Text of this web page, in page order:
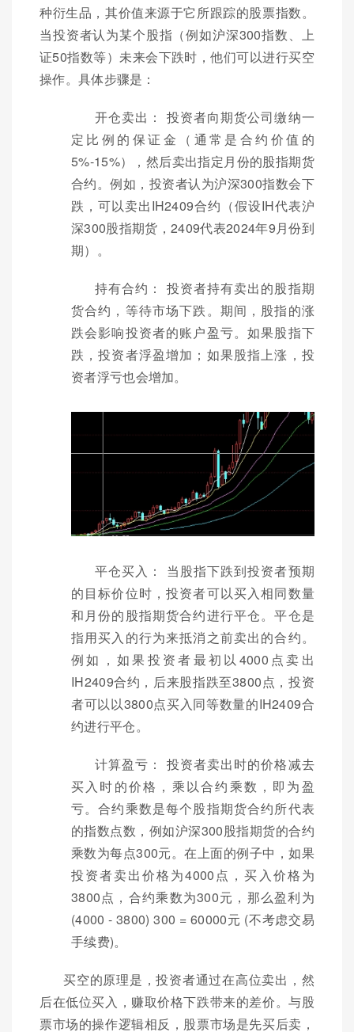
种衍生品，其价值来源于它所跟踪的股票指数。
当投资者认为某个股指（例如沪深300指数、上
证50指数等）未来会下跌时，他们可以进行买空
操作。具体步骤是：
开仓卖出： 投资者向期货公司缴纳一
定比例的保证金（通常是合约价值的
5%-15%），然后卖出指定月份的股指期货
合约。例如，投资者认为沪深300指数会下
跌，可以卖出IH2409合约（假设IH代表沪
深300股指期货，2409代表2024年9月份到
期）。
持有合约： 投资者持有卖出的股指期
货合约，等待市场下跌。期间，股指的涨
跌会影响投资者的账户盈亏。如果股指下
跌，投资者浮盈增加；如果股指上涨，投
资者浮亏也会增加。
平仓买入： 当股指下跌到投资者预期
的目标价位时，投资者可以买入相同数量
和月份的股指期货合约进行平仓。平仓是
指用买入的行为来抵消之前卖出的合约。
例如，如果投资者最初以4000点卖出
IH2409合约，后来股指跌至3800点，投资
者可以以3800点买入同等数量的IH2409合
约进行平仓。
计算盈亏： 投资者卖出时的价格减去
买入时的价格，乘以合约乘数，即为盈
亏。合约乘数是每个股指期货合约所代表
的指数点数，例如沪深300股指期货的合约
乘数为每点300元。在上面的例子中，如果
投资者卖出价格为4000点，买入价格为
3800点，合约乘数为300元，那么盈利为
(4000 - 3800) 300 = 60000元 (不考虑交易
手续费)。
买空的原理是，投资者通过在高位卖出，然
后在低位买入，赚取价格下跌带来的差价。与股
票市场的操作逻辑相反，股票市场是先买后卖，